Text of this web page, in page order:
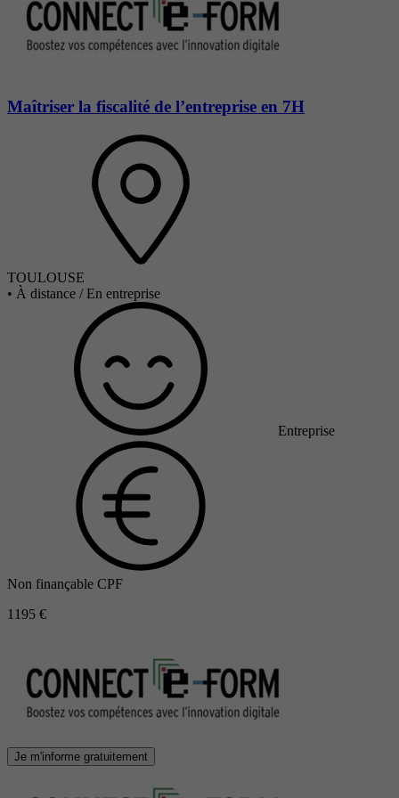
Maîtriser la fiscalité de l’entreprise en 7H
TOULOUSE
• À distance / En entreprise
Entreprise
Non finançable CPF
1195 €
Je m'informe gratuitement